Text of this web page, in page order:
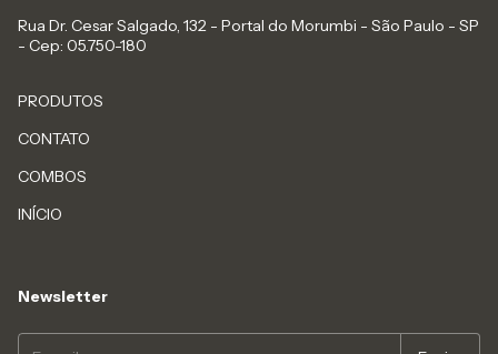
Rua Dr. Cesar Salgado, 132 - Portal do Morumbi - São Paulo - SP
- Cep: 05.750-180
PRODUTOS
CONTATO
COMBOS
INÍCIO
Newsletter